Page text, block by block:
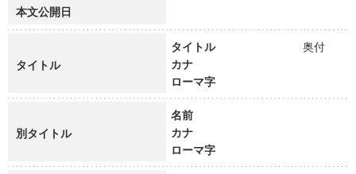
本文公開日
タイトル
タイトル
奥付
カナ
ローマ字
別タイトル
名前
カナ
ローマ字